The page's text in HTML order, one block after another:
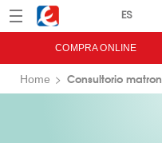
Menú Eroski
COMPRA ONLINE
Home Consultorio